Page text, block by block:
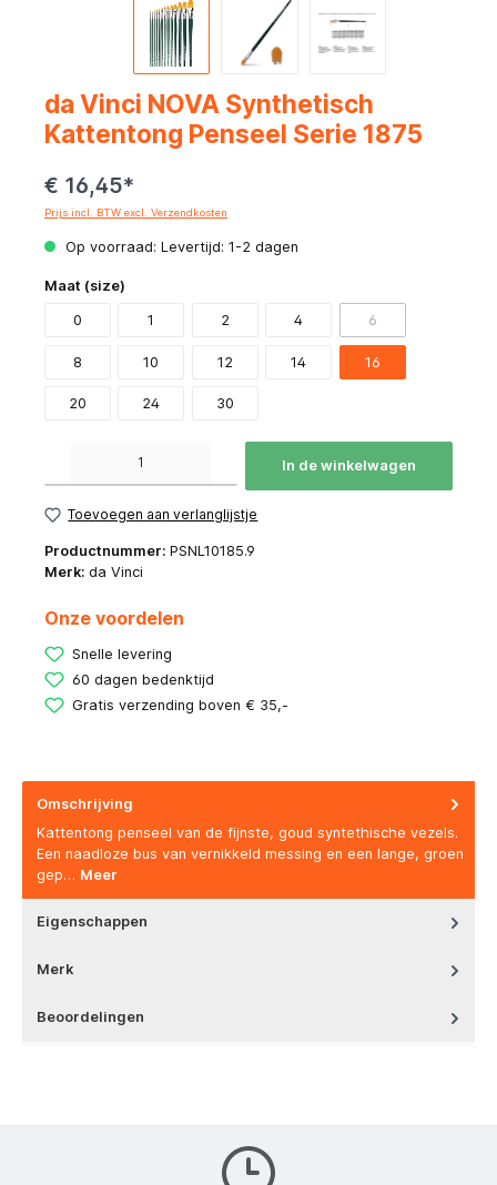
da Vinci NOVA Synthetisch
Kattentong Penseel Serie 1875
€ 16,45*
Prijs incl. BTW excl. Verzendkosten
Op voorraad: Levertijd: 1-2 dagen
Maat (size)
0 1 2 4 6
8 10 12 14 16
20 24 30
In de winkelwagen
Toevoegen aan verlanglijstje
Productnummer: PSNL10185.9
Merk: da Vinci
Onze voordelen
Snelle levering
60 dagen bedenktijd
Gratis verzending boven € 35,-
Omschrijving
Kattentong penseel van de fijnste, goud syntethische vezels.
Een naadloze bus van vernikkeld messing en een lange, groen
gep… Meer
Eigenschappen
Merk
Beoordelingen